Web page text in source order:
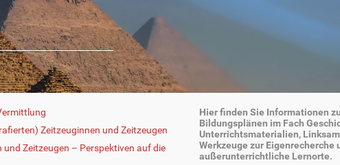
Zeitzeuginnen und Zeitzeugen
Zeitzeugen – Perspektiven auf die
Hier finden Sie Informationen
Bildungsplänen im Fach
Unterrichtsmaterialien,
Werkzeuge zur Eigenrecherche
außerunterrichtliche Lernorte.